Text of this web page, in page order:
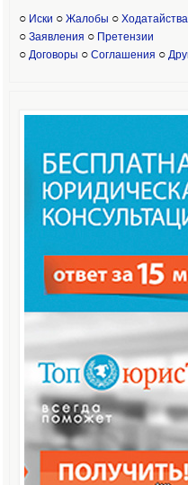
○ Иски ○ Жалобы ○ Ходатайства
○ Заявления ○ Претензии
○ Договоры ○ Соглашения ○